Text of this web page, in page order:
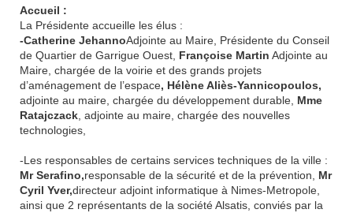
Accueil :
La Présidente accueille les élus :
-Catherine JehannoAdjointe au Maire, Présidente du Conseil
de Quartier de Garrigue Ouest, Françoise Martin Adjointe au
Maire, chargée de la voirie et des grands projets
d’aménagement de l’espace, Hélène Aliès-Yannicopoulos,
adjointe au maire, chargée du développement durable, Mme
Ratajczack , adjointe au maire, chargée des nouvelles
technologies,
-Les responsables de certains services techniques de la ville :
Mr Serafino,responsable de la sécurité et de la prévention, Mr
Cyril Yver,directeur adjoint informatique à Nimes-Metropole,
ainsi que 2 représentants de la société Alsatis, conviés par la